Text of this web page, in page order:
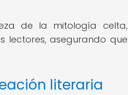
de la mitología celta,
lectores, asegurando que
literaria